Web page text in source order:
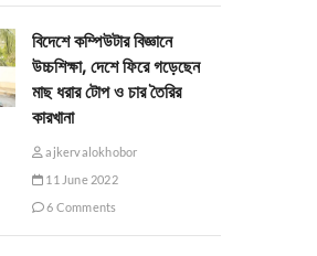
বিদেশে কম্পিউটার বিজ্ঞানে
উচ্চশিক্ষা, দেশে ফিরে গড়েছেন
মাছ ধরার টোপ ও চার তৈরির
কারখানা
ajkervalokhobor
11 June 2022
6 Comments